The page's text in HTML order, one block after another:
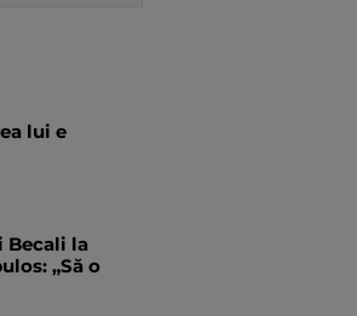
lui e
Becali la
„Să o